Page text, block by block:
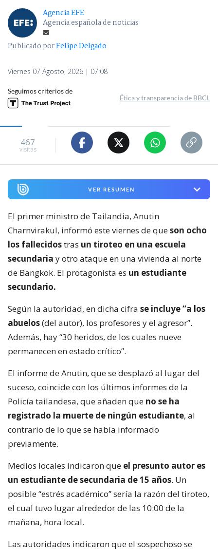
Agencia EFE
Agencia española de noticias
Publicado porFelipe Delgado
Viernes 07 Agosto, 2026 | 07:08
Seguimos criterios de
Ética y transparencia de BBCL
467
visitas
VER RESUMEN
El primer ministro de Tailandia, Anutin
Charnvirakul, informó este viernes de queson ocho
los fallecidostras un tiroteo en una escuela
secundaria y otro ataque en una vivienda al norte
de Bangkok. El protagonista es un estudiante
secundario.
Según la autoridad, en dicha cifra se incluye “a los
abuelos(del autor), los profesores y el agresor”.
Además, hay “30 heridos, de los cuales nueve
permanecen en estado crítico”.
El informe de Anutin, que se desplazó al lugar del
suceso, coincide con los últimos informes de la
Policía tailandesa, que añaden que no se ha
registrado la muerte de ningún estudiante, al
contrario de lo que se había informado
previamente.
Medios locales indicaron que el presunto autor es
un estudiante de secundaria de 15 años. Un
posible “estrés académico” sería la razón del tiroteo,
el cual tuvo lugar alrededor de las 10:00 de la
mañana, hora local.
Las autoridades indicaron que el sospechoso se